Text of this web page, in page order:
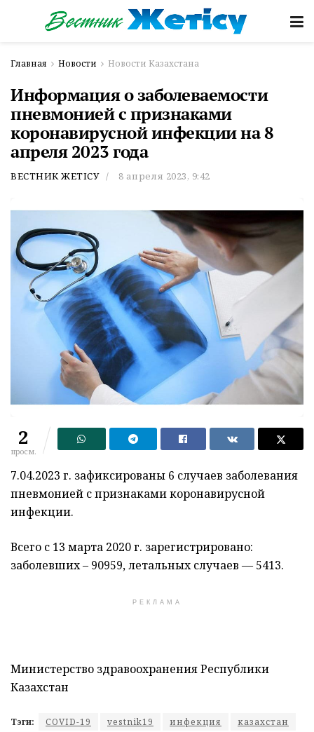
Главная Новости Новости Казахстана
Информация о заболеваемости
пневмонией с признаками
коронавирусной инфекции на 8
апреля 2023 года
ВЕСТНИК ЖЕТІСУ 8 апреля 2023, 9:42
2
просм.
7.04.2023 г. зафиксированы 6 случаев заболевания
пневмонией с признаками коронавирусной
инфекции.
Всего с 13 марта 2020 г. зарегистрировано:
заболевших – 90959, летальных случаев — 5413.
РЕКЛАМА
Министерство здравоохранения Республики
Казахстан
Тэги: COVID-19 vestnik19 инфекция
казахстан